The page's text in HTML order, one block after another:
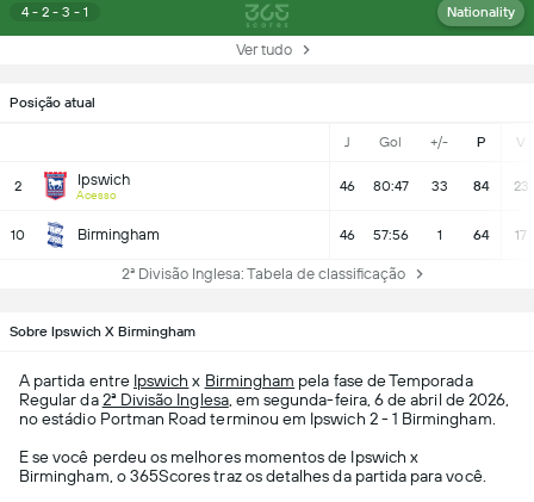
Posição atual
J Gol +/- P V
2 Ipswich
Acesso
46 80:47 33 84 23
10 Birmingham 46 57:56 1 64 17
2ª Divisão Inglesa: Tabela de classificação
4 - 2 - 3 - 1 Nationality
Ver tudo
Sobre Ipswich X Birmingham
A partida entre Ipswich x Birmingham pela fase de Temporada
Regular da2ª Divisão Inglesa, em segunda-feira, 6 de abril de 2026,
no estádio Portman Road terminou em Ipswich 2 - 1 Birmingham.
E se você perdeu os melhores momentos de Ipswich x
Birmingham, o 365Scores traz os detalhes da partida para você.